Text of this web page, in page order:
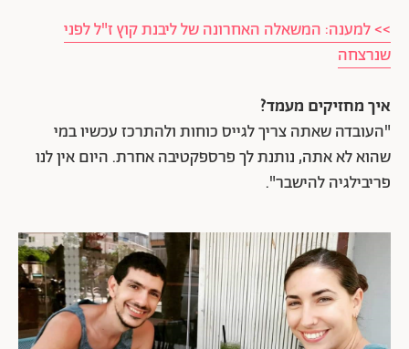
>> למענה: המשאלה האחרונה של ליבנת קוץ ז"ל לפני
שנרצחה
איך מחזיקים מעמד?
"העובדה שאתה צריך לגייס כוחות ולהתרכז עכשיו במי
שהוא לא אתה, נותנת לך פרספקטיבה אחרת. היום אין לנו
פריבילגיה להישבר".